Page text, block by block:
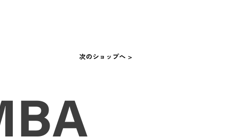
次のショップへ >